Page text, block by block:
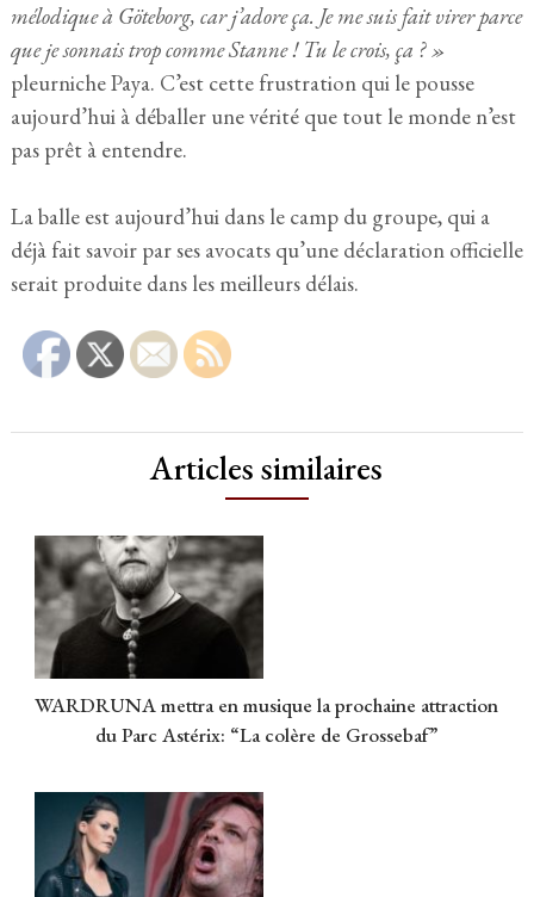
mélodique à Göteborg, car j’adore ça. Je me suis fait virer parce
que je sonnais trop comme Stanne ! Tu le crois, ça ? »
pleurniche Paya. C’est cette frustration qui le pousse
aujourd’hui à déballer une vérité que tout le monde n’est
pas prêt à entendre.
La balle est aujourd’hui dans le camp du groupe, qui a
déjà fait savoir par ses avocats qu’une déclaration officielle
serait produite dans les meilleurs délais.
Articles similaires
WARDRUNA mettra en musique la prochaine attraction
du Parc Astérix: “La colère de Grossebaf”